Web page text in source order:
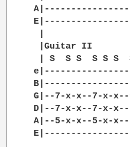
|Guitar II
| S  S S  S S S
G|--7-x-x--7-x-
D|--7-x-x--7-x-
A|--5-x-x--5-x-